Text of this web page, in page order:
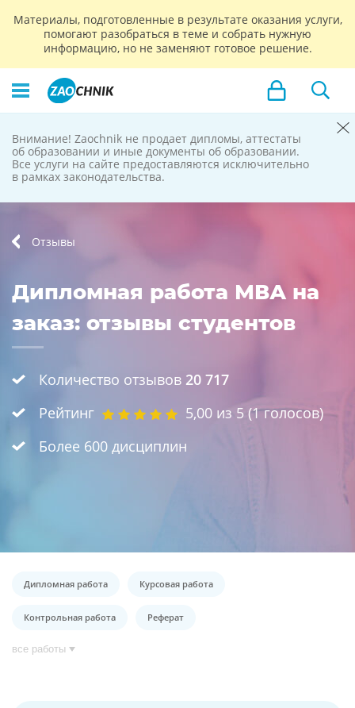
Материалы, подготовленные в результате оказания услуги,
помогают разобраться в теме и собрать нужную
информацию, но не заменяют готовое решение.
Zaochnik
не продает
дипломы
Внимание! Zaochnik не продает дипломы, аттестаты
об образовании и иные документы об образовании.
Все услуги на сайте предоставляются исключительно
в рамках законодательства.
Отзывы
Дипломная работа МВА на
заказ: отзывы студентов
Количество отзывов 20 717
Рейтинг
5,00 из 5 (1голосов)
Более 600 дисциплин
Дипломная работа Курсовая работа
Контрольная работа Реферат
все работы